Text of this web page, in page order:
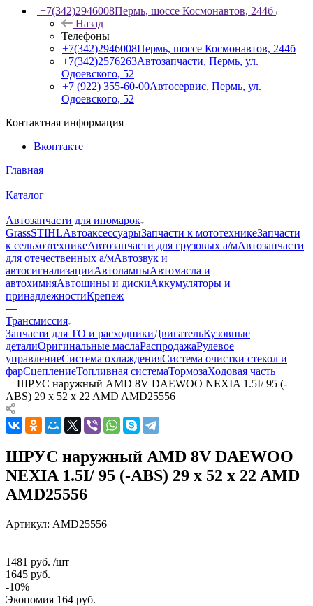
+7(342)2946008Пермь, шоссе Космонавтов, 244б
Назад
Телефоны
+7(342)2946008Пермь, шоссе Космонавтов, 244б
+7(342)2576263Автозапчасти, Пермь, ул.
Одоевского, 52
+7 (922) 355-60-00Автосервис, Пермь, ул.
Одоевского, 52
Контактная информация
Вконтакте
Главная
—
Каталог
—
Автозапчасти для иномарок
GrassSTIHLАвтоаксессуарыЗапчасти к мототехникеЗапчасти
к сельхозтехникеАвтозапчасти для грузовых а/мАвтозапчасти
для отечественных а/мАвтозвук и
автосигнализацииАвтолампыАвтомасла и
автохимияАвтошины и дискиАккумуляторы и
принадлежностиКрепеж
—
Трансмиссия
Запчасти для ТО и расходникиДвигательКузовные
деталиОригинальные маслаРаспродажаРулевое
управлениеСистема охлажденияСистема очистки стекол и
фарСцеплениеТопливная системаТормозаХодовая часть
—ШРУС наружный AMD 8V DAEWOO NEXIA 1.5I/ 95 (-
ABS) 29 x 52 x 22 AMD AMD25556
ШРУС наружный AMD 8V DAEWOO
NEXIA 1.5I/ 95 (-ABS) 29 x 52 x 22 AMD
AMD25556
Артикул: AMD25556
1481 руб. /шт
1645 руб.
-10%
Экономия 164 руб.